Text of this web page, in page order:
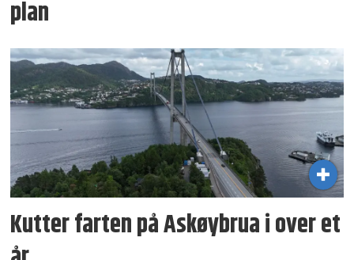
plan
Kutter farten på Askøybrua i over et